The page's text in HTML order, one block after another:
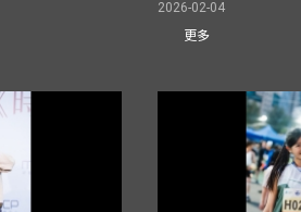
2026-02-04
更多